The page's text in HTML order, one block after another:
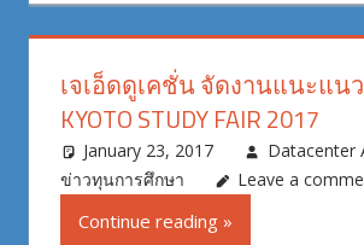
เจเอ็ดดูเคชั่น จัดงานแนะแน
KYOTO STUDY FAIR 2017
January 23, 2017
Datacenter
ข่าวทุนการศึกษา
Leave a
Continue reading